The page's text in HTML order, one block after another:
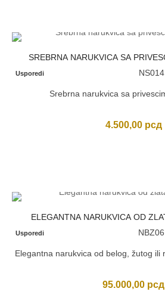
SREBRNA NARUKVICA SA
Usporedi NS014
Srebrna narukvica sa
4.500,00 рсд
ELEGANTNA NARUKVICA OD
Usporedi NBZ06
Elegantna narukvica od belog, žutog ili
95.000,00 рсд